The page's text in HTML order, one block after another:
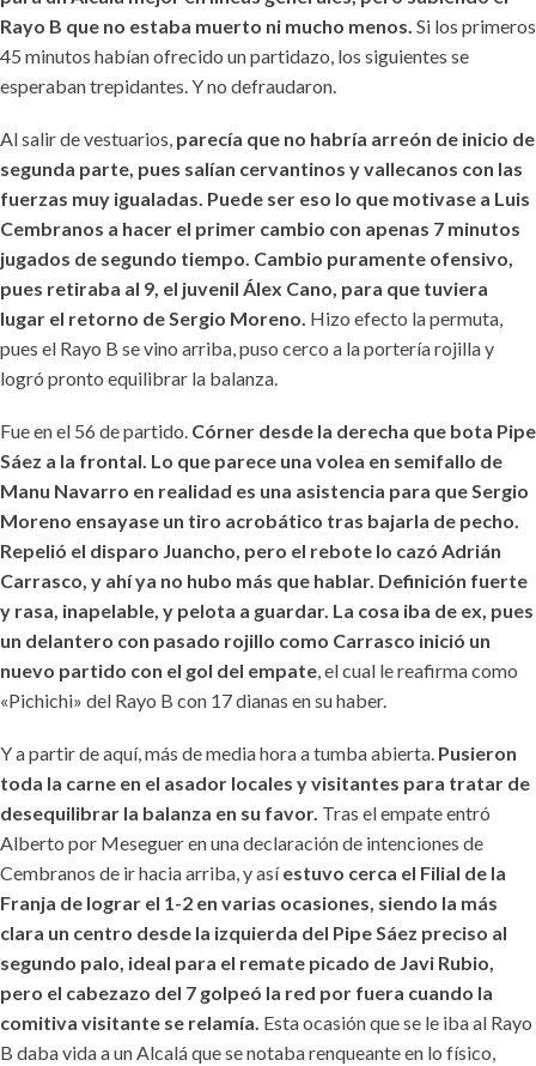
Rayo B que no estaba muerto ni mucho menos. Si los primeros
45 minutos habían ofrecido un partidazo, los siguientes se
esperaban trepidantes. Y no defraudaron.
Al salir de vestuarios, parecía que no habría arreón de inicio de
segunda parte, pues salían cervantinos y vallecanos con las
fuerzas muy igualadas. Puede ser eso lo que motivase a Luis
Cembranos a hacer el primer cambio con apenas 7 minutos
jugados de segundo tiempo. Cambio puramente ofensivo,
pues retiraba al 9, el juvenil Álex Cano, para que tuviera
lugar el retorno de Sergio Moreno. Hizo efecto la permuta,
pues el Rayo B se vino arriba, puso cerco a la portería rojilla y
logró pronto equilibrar la balanza.
Fue en el 56 de partido. Córner desde la derecha que bota Pipe
Sáez a la frontal. Lo que parece una volea en semifallo de
Manu Navarro en realidad es una asistencia para que Sergio
Moreno ensayase un tiro acrobático tras bajarla de pecho.
Repelió el disparo Juancho, pero el rebote lo cazó Adrián
Carrasco, y ahí ya no hubo más que hablar. Definición fuerte
y rasa, inapelable, y pelota a guardar. La cosa iba de ex, pues
un delantero con pasado rojillo como Carrasco inició un
nuevo partido con el gol del empate, el cual le reafirma como
«Pichichi» del Rayo B con 17 dianas en su haber.
Y a partir de aquí, más de media hora a tumba abierta. Pusieron
toda la carne en el asador locales y visitantes para tratar de
desequilibrar la balanza en su favor. Tras el empate entró
Alberto por Meseguer en una declaración de intenciones de
Cembranos de ir hacia arriba, y asíestuvo cerca el Filial de la
Franja de lograr el 1-2 en varias ocasiones, siendo la más
clara un centro desde la izquierda del Pipe Sáez preciso al
segundo palo, ideal para el remate picado de Javi Rubio,
pero el cabezazo del 7 golpeó la red por fuera cuando la
comitiva visitante se relamía. Esta ocasión que se le iba al Rayo
B daba vida a un Alcalá que se notaba renqueante en lo físico,